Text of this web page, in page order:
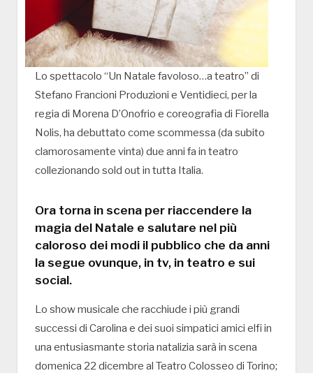
Lo spettacolo “Un Natale favoloso…a teatro” di
Stefano Francioni Produzioni e Ventidieci, per la
regia di Morena D’Onofrio e coreografia di Fiorella
Nolis, ha debuttato come scommessa (da subito
clamorosamente vinta) due anni fa in teatro
collezionando sold out in tutta Italia.
Ora torna in scena per riaccendere la
magia del Natale e salutare nel più
caloroso dei modi il pubblico che da anni
la segue ovunque, in tv, in teatro e sui
social.
Lo show musicale che racchiude i più grandi
successi di Carolina e dei suoi simpatici amici elfi in
una entusiasmante storia natalizia sarà in scena
domenica 22 dicembre al Teatro Colosseo di Torino;